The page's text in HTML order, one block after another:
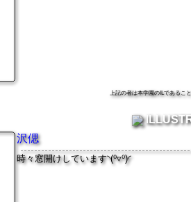
上記の者は本学園のILである
沢偲
時々窓開けしています◝(⁰▿⁰)◜